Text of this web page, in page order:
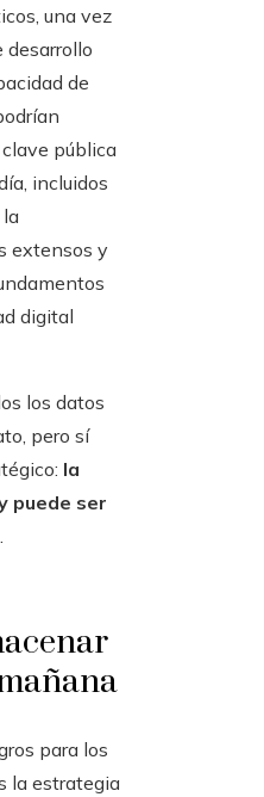
una vez
desarrollo
de
pública
incluidos
extensos y
digital
los datos
pero sí
la
puede ser
.
para los
la estrategia